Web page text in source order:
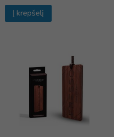
Į krepšelį